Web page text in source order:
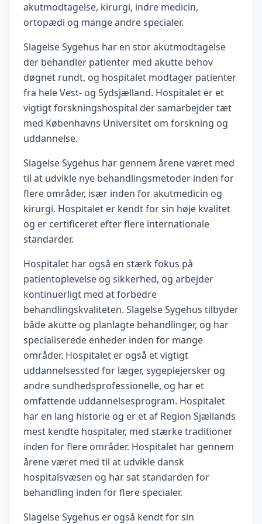
akutmodtagelse, kirurgi, indre medicin,
ortopædi og mange andre specialer.
Slagelse Sygehus har en stor akutmodtagelse
der behandler patienter med akutte behov
døgnet rundt, og hospitalet modtager patienter
fra hele Vest- og Sydsjælland. Hospitalet er et
vigtigt forskningshospital der samarbejder tæt
med Københavns Universitet om forskning og
uddannelse.
Slagelse Sygehus har gennem årene været med
til at udvikle nye behandlingsmetoder inden for
flere områder, især inden for akutmedicin og
kirurgi. Hospitalet er kendt for sin høje kvalitet
og er certificeret efter flere internationale
standarder.
Hospitalet har også en stærk fokus på
patientoplevelse og sikkerhed, og arbejder
kontinuerligt med at forbedre
behandlingskvaliteten. Slagelse Sygehus tilbyder
både akutte og planlagte behandlinger, og har
specialiserede enheder inden for mange
områder. Hospitalet er også et vigtigt
uddannelsessted for læger, sygeplejersker og
andre sundhedsprofessionelle, og har et
omfattende uddannelsesprogram. Hospitalet
har en lang historie og er et af Region Sjællands
mest kendte hospitaler, med stærke traditioner
inden for flere områder. Hospitalet har gennem
årene været med til at udvikle dansk
hospitalsvæsen og har sat standarden for
behandling inden for flere specialer.
Slagelse Sygehus er også kendt for sin